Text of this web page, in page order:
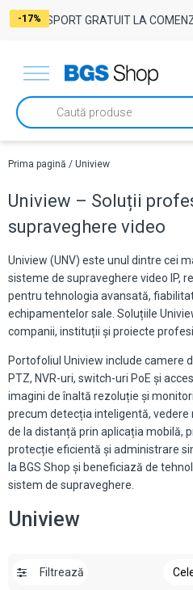
TRANSPORT GRATUIT LA
Products
search
Prima pagină / Uniview
Uniview – Soluții
supraveghere video
Uniview (UNV) este unul dintre cei
sisteme de supraveghere video IP,
pentru tehnologia avansată,
echipamentelor sale. Soluțiile
companii, instituții și proiecte
Portofoliul Uniview include camere
PTZ, NVR-uri, switch-uri PoE și
imagini de înaltă rezoluție și
precum detecția inteligentă,
de la distanță prin aplicația mobilă,
protecție eficientă și administrare
la BGS Shop și beneficiază de
sistem de supraveghere.
Uniview
Filtrează
-17%
-17%
-17%
-17%
-17%
-17%
-17%
-17%
-17%
-17%
-17%
-17%
-17%
-17%
-17%
-17%
-17%
-17%
-17%
-17%
-17%
-17%
-17%
-17%
-17%